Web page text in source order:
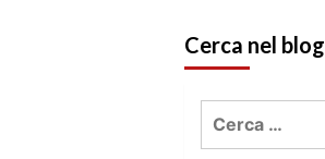
Cerca nel blog
Ricerca